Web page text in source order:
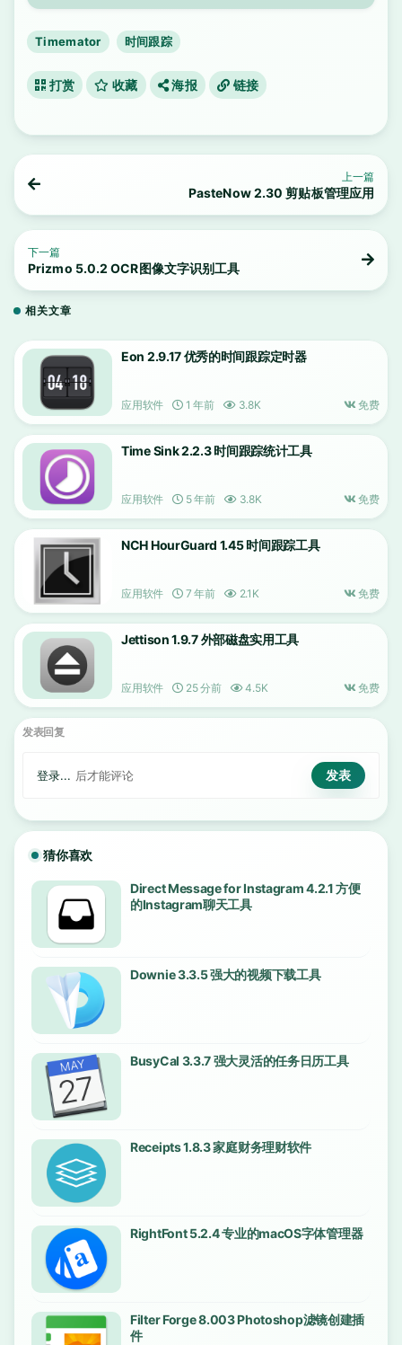
Timemator 时间跟踪
打赏 收藏 海报 链接
上一篇
PasteNow 2.30 剪贴板管理应用
下一篇
Prizmo 5.0.2 OCR图像文字识别工具
相关文章
Eon 2.9.17 优秀的时间跟踪定时器
应用软件 1 年前 3.8K 免费
Time Sink 2.2.3 时间跟踪统计工具
应用软件 5 年前 3.8K 免费
NCH HourGuard 1.45 时间跟踪工具
应用软件 7 年前 2.1K 免费
Jettison 1.9.7 外部磁盘实用工具
应用软件 25 分前 4.5K 免费
发表回复
登录... 后才能评论
猜你喜欢
Direct Message for Instagram 4.2.1 方便
的Instagram聊天工具
Downie 3.3.5 强大的视频下载工具
BusyCal 3.3.7 强大灵活的任务日历工具
Receipts 1.8.3 家庭财务理财软件
RightFont 5.2.4 专业的macOS字体管理器
Filter Forge 8.003 Photoshop滤镜创建插
件